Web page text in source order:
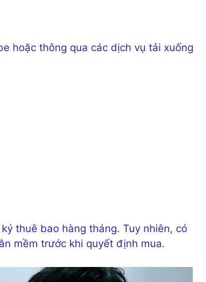
hoặc thông qua các dịch vụ tải xuống
thuê bao hàng tháng. Tuy nhiên, có
mềm trước khi quyết định mua.